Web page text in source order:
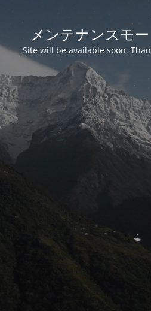
メンテナンスモ
Site will be available soon.